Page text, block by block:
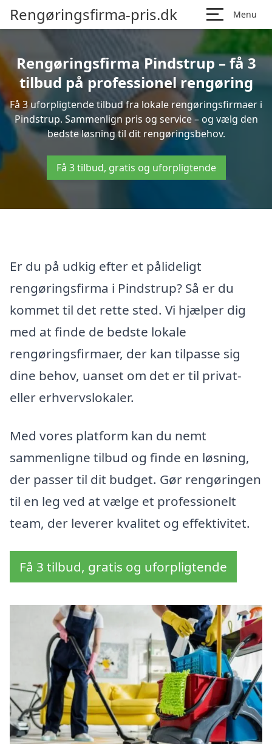
Rengøringsfirma-pris.dk Menu
Rengøringsfirma Pindstrup – få 3
tilbud på professionel rengøring
Få 3 uforpligtende tilbud fra lokale rengøringsfirmaer i
Pindstrup. Sammenlign pris og service – og vælg den
bedste løsning til dit rengøringsbehov.
Få 3 tilbud, gratis og uforpligtende
Er du på udkig efter et pålideligt
rengøringsfirma i Pindstrup? Så er du
kommet til det rette sted. Vi hjælper dig
med at finde de bedste lokale
rengøringsfirmaer, der kan tilpasse sig
dine behov, uanset om det er til privat-
eller erhvervslokaler.
Med vores platform kan du nemt
sammenligne tilbud og finde en løsning,
der passer til dit budget. Gør rengøringen
til en leg ved at vælge et professionelt
team, der leverer kvalitet og effektivitet.
Få 3 tilbud, gratis og uforpligtende